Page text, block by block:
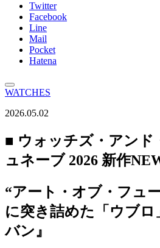
Twitter
Facebook
Line
Mail
Pocket
Hatena
WATCHES
2026.05.02
■ ウォッチズ・アンド
ュネーブ 2026 新作
“アート・オブ・フュ
に突き詰めた「ウブロ
バン』